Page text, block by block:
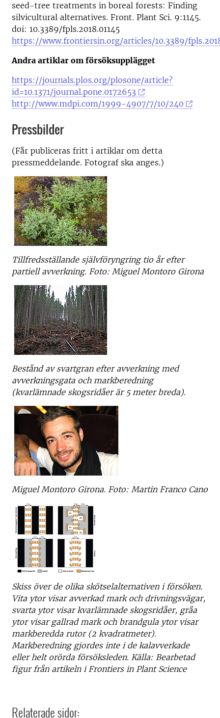
seed-tree treatments in boreal forests: Finding
silvicultural alternatives. Front. Plant Sci. 9:1145.
doi: 10.3389/fpls.2018.01145
https://www.frontiersin.org/articles/10.3389/
Andra artiklar om försöksupplägget
https://journals.plos.org/plosone/article?
id=10.1371/journal.pone.0172653
http://www.mdpi.com/1999-4907/7/10/240
Pressbilder
(Får publiceras fritt i artiklar om detta
pressmeddelande. Fotograf ska anges.)
Tillfredsställande självföryngring tio år efter
partiell avverkning. Foto: Miguel Montoro Girona
Bestånd av svartgran efter avverkning med
avverkningsgata och markberedning
(kvarlämnade skogsridåer är 5 meter breda).
Miguel Montoro Girona. Foto: Martin Franco Cano
Skiss över de olika skötselalternativen i försöken.
Vita ytor visar avverkad mark och drivningsvägar,
svarta ytor visar kvarlämnade skogsridåer, gråa
ytor visar gallrad mark och brandgula ytor visar
markberedda rutor (2 kvadratmeter).
Markberedning gjordes inte i de kalavverkade
eller helt orörda försöksleden. Källa: Bearbetad
figur från artikeln i Frontiers in Plant Science
Relaterade sidor: